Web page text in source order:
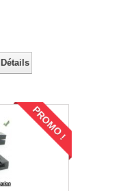
Détails
PROMO !